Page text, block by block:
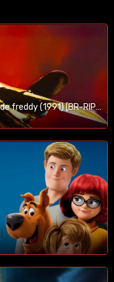
Pesadilla en Elm Street 6: La muerte de freddy (1991) [BR-RIP] [HD-1080p]